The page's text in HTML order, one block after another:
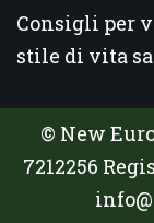
Consigli per
stile di vita
© New
7212256